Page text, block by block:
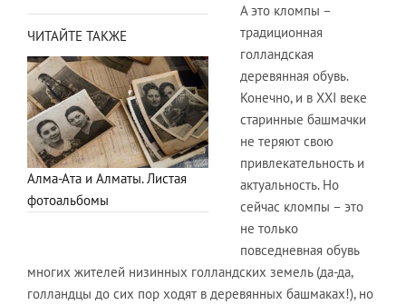
ЧИТАЙТЕ ТАКЖЕ
Алма-Ата и Алматы. Листая
фотоальбомы
А это кломпы –
традиционная
голландская
деревянная обувь.
Конечно, и в XXI веке
старинные башмачки
не теряют свою
привлекательность и
актуальность. Но
сейчас кломпы – это
не только
повседневная обувь
многих жителей низинных голландских земель (да-да,
голландцы до сих пор ходят в деревянных башмаках!), но